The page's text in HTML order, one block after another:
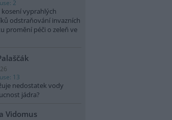
2
vyprahlých
odstraňování invazních
promění péči o zeleň ve
13
nedostatek vody
jádra?
Vidomus